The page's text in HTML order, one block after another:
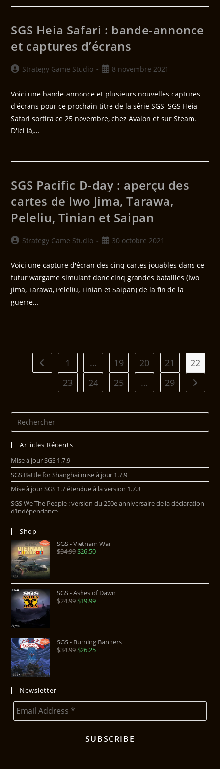
SGS Heia Safari : bande-annonce
et captures d’écrans
Strategy Game Studio 8 novembre 2021
Voici une bande-annonce et plusieurs nouvelles captures
d'écrans pour ce prochain titre de la série SGS. SGS Heia
Safari sortira ce 25 novembre, chez Avalon et sur Steam.
D'ici là,…
SGS Pacific D-day : aperçu des
cartes de Iwo Jima, Tarawa,
Peleliu, Tinian et Saipan
Strategy Game Studio 30 octobre 2021
Voici une capture d'écran des cinq cartes jouables dans ce
futur wargame simulant donc cinq grandes batailles (Iwo
Jima, Tarawa, Peleliu, Tinian et Saipan) de la fin de la
guerre…
1 … 19 20 21
22
23
24 25 … 29
Articles Récents
Mise à jour SGS 1.7.9
SGS Battle for Shanghai mise à jour 1.7.9
Mise à jour SGS 1.7 étendue à la version 1.7.8
SGS We The People : version du 250e anniversaire de la déclaration
d’Indépendance.
Shop
SGS - Vietnam War
$34.99$26.50
SGS - Ashes of Dawn
$24.99$19.99
SGS - Burning Banners
$34.99$26.25
Newsletter